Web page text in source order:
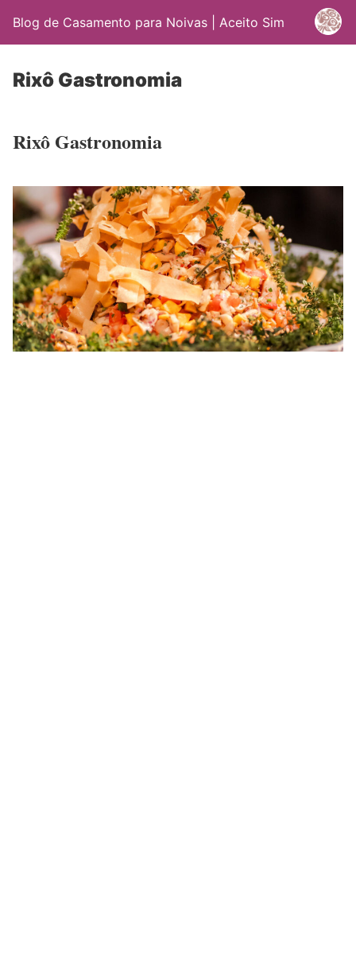
Blog de Casamento para Noivas | Aceito Sim
Rixô Gastronomia
Rixô Gastronomia